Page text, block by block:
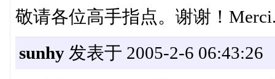
敬请各位高手指点。谢谢！
sunhy发表于 2005-2-6 06:43:26